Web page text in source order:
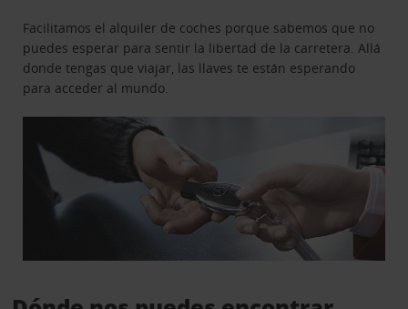
Facilitamos el alquiler de coches porque sabemos que no
puedes esperar para sentir la libertad de la carretera. Allá
donde tengas que viajar, las llaves te están esperando
para acceder al mundo.